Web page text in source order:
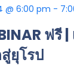
@ 6:00 pm -
ฟรี
ยุโรป